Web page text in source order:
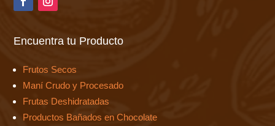
Encuentra tu Producto
Frutos Secos
Maní Crudo y Procesado
Frutas Deshidratadas
Productos Bañados en Chocolate